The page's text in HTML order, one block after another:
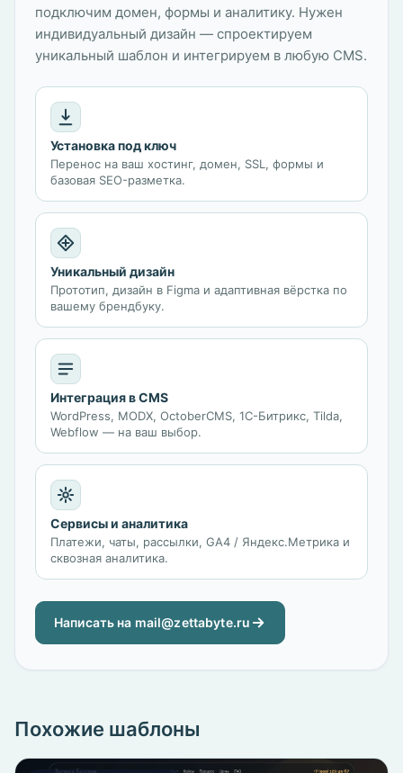
подключим домен, формы и аналитику. Нужен
индивидуальный дизайн — спроектируем
уникальный шаблон и интегрируем в любую CMS.
Установка под ключ
Перенос на ваш хостинг, домен, SSL, формы и
базовая SEO-разметка.
Уникальный дизайн
Прототип, дизайн в Figma и адаптивная вёрстка по
вашему брендбуку.
Интеграция в CMS
WordPress, MODX, OctoberCMS, 1С-Битрикс, Tilda,
Webflow — на ваш выбор.
Сервисы и аналитика
Платежи, чаты, рассылки, GA4 / Яндекс.Метрика и
сквозная аналитика.
Написать на mail@zettabyte.ru
Похожие шаблоны